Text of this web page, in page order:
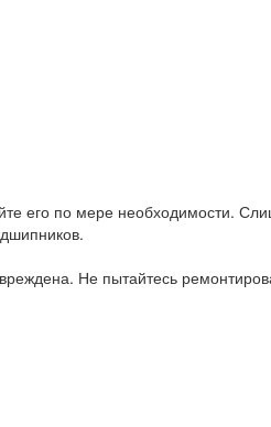
его по мере необходимости.
Не пытайтесь